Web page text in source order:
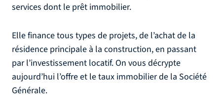
services dont le prêt immobilier.
Elle finance tous types de projets, de l’achat de la
résidence principale à la construction, en passant
par l’investissement locatif. On vous décrypte
aujourd’hui l’offre et le taux immobilier de la Société
Générale.